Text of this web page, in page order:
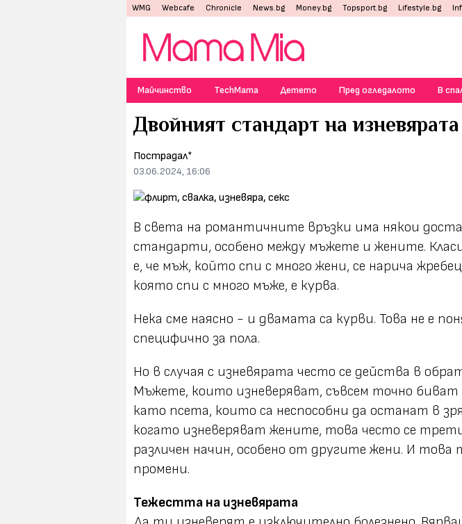
WMG Webcafe Chronicle News.bg Money.bg Topsport.bg Lifestyle.bg
Майчинство TechMama Детето Пред огледалото В
Двойният стандарт на изневярата
Пострадал*
03.06.2024, 16:06
В света на романтичните връзки има някои
стандарти, особено между мъжете и жените.
е, че мъж, който спи с много жени, се нарича
която спи с много мъже, е курва.
Нека сме наясно - и двамата са курви. Това не е
специфично за пола.
Но в случая с изневярата често се действа в
Мъжете, които изневеряват, съвсем точно
като псета, които са неспособни да останат в
когато изневеряват жените, това често се
различен начин, особено от другите жени. И това
промени.
Тежестта на изневярата